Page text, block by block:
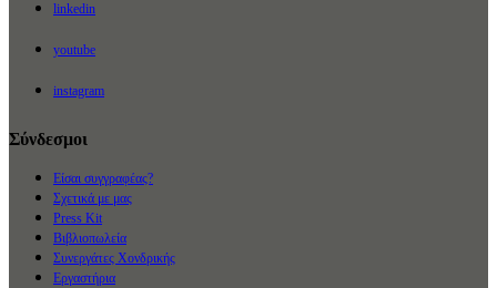
linkedin
youtube
instagram
Σύνδεσμοι
Είσαι συγγραφέας?
Σχετικά με μας
Press Kit
Βιβλιοπωλεία
Συνεργάτες Χονδρικής
Εργαστήρια